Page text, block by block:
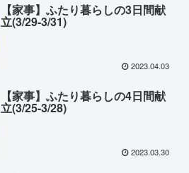
【家事】ふたり暮らしの3日間献
立(3/29-3/31)
2023.04.03
【家事】ふたり暮らしの4日間献
立(3/25-3/28)
2023.03.30